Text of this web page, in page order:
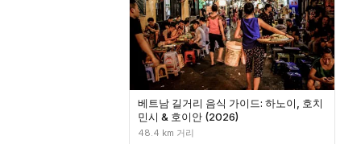
베트남 길거리 음식 가이드: 하노이, 호치
민시 & 호이안 (2026)
48.4 km 거리